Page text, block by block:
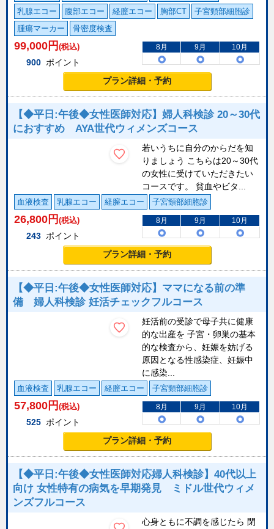
乳腺エコー
腹部エコー 経膣エコー 胸部CT
子宮頸部細胞診
腫瘍マーカー
骨密度検査
99,000 円 (税込)
900 ポイント
8月 9月 10月
プラン詳細・予約
【◆平日:午後◆女性医師対応】婦人科検診 20～30代
におすすめ AYA世代ウィメンズコース
若いうちに自分のからだを知
りましょう こちらは20～30代
の女性に受けていただきたい
コースです。 貧血やビタ...
血液検査 乳腺エコー 経膣エコー 子宮頸部細胞診
26,800 円 (税込)
243 ポイント
8月 9月 10月
プラン詳細・予約
【◆平日:午後◆女性医師対応】ママになる前の準
備 婦人科検診 妊活チェックフルコース
妊活前の受診で母子共に健康
的な出産を 子宮・卵巣の基本
的な検査から、妊娠を妨げる
原因となる性感染症、妊娠中
に感染...
血液検査 乳腺エコー 経膣エコー 子宮頸部細胞診
57,800 円 (税込)
525 ポイント
8月 9月 10月
プラン詳細・予約
【◆平日:午後◆女性医師対応婦人科検診】40代以上
向け 女性特有の病気を早期発見 ミドル世代ウィメ
ンズフルコース
心身ともに不調を感じたら 閉